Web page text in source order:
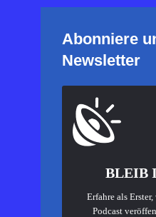
Abonniere
Newsletter
BLEIB
Erfahre als
Podcast